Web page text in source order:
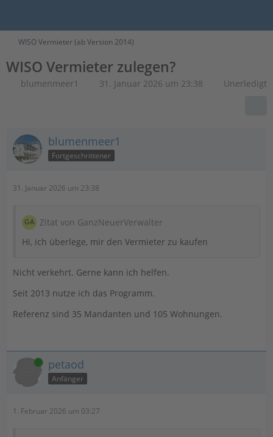
WISO Vermieter (ab Version 2014)
WISO Vermieter zulegen?
blumenmeer1 31. Januar 2026 um 23:38 Unerledigt
blumenmeer1
Fortgeschrittener
31. Januar 2026 um 23:38
Zitat von GanzNeuerVerwalter
Hi, ich überlege, mir den Vermieter zu kaufen
Nicht verkehrt. Gerne kann ich helfen.
Seit 2013 nutze ich das Programm.
Referenz sind 35 Mandanten und 105 Wohnungen.
Online petaod
Anfänger
1. Februar 2026 um 03:27